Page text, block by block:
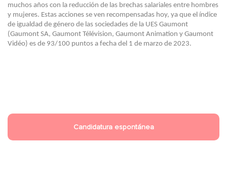
muchos años con la reducción de las brechas salariales entre hombres
y mujeres. Estas acciones se ven recompensadas hoy, ya que el índice
de igualdad de género de las sociedades de la UES Gaumont
(Gaumont SA, Gaumont Télévision, Gaumont Animation y Gaumont
Vidéo) es de 93/100 puntos a fecha del 1 de marzo de 2023.
Candidatura espontánea